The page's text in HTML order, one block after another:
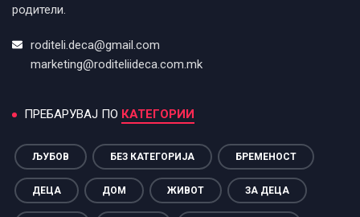
родители.
roditeli.deca@gmail.com
marketing@roditeliideca.com.mk
ПРЕБАРУВАЈ ПО КАТЕГОРИИ
ЉУБОВ БЕЗ КАТЕГОРИЈА БРЕМЕНОСТ
ДЕЦА ДОМ ЖИВОТ ЗА ДЕЦА